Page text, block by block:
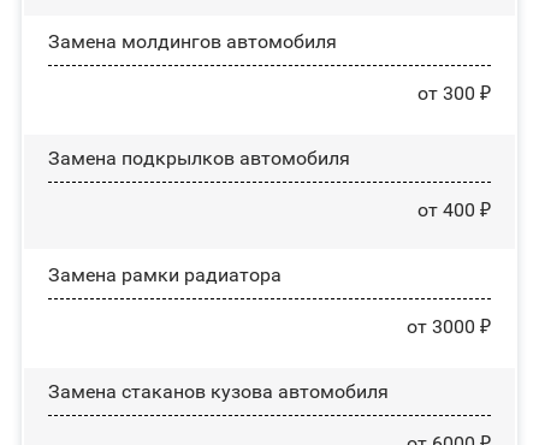
Замена молдингов автомобиля
от 300 ₽
Замена пoдĸpылĸoв автомобиля
от 400 ₽
Замена рамки радиатора
от 3000 ₽
Замена стаканов кузова автомобиля